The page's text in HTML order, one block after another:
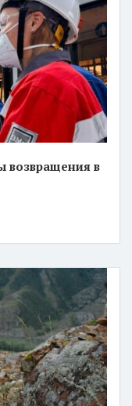
возвращения в